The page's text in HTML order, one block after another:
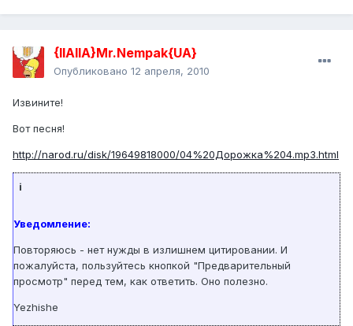
{IIAIIA}Mr.Nempak{UA}
Опубликовано 12 апреля, 2010
Извините!
Вот песня!
http://narod.ru/disk/19649818000/04%20Дорожка%204.mp3.html
i
Уведомление:
Повторяюсь - нет нужды в излишнем цитировании. И
пожалуйста, пользуйтесь кнопкой "Предварительный
просмотр" перед тем, как ответить. Оно полезно.
Yezhishe